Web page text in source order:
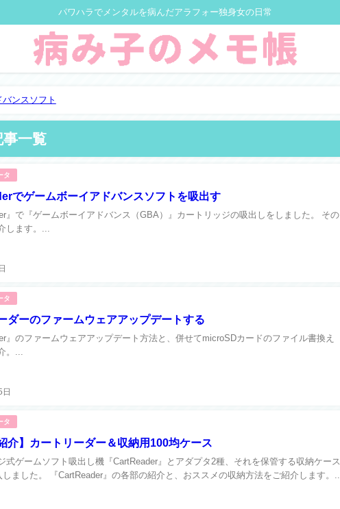
パワハラでメンタルを病んだアラフォー独身女の日常
ンスソフト
一覧
タ
でゲームボーイアドバンスソフトを吸出す
』で『ゲームボーイアドバンス（GBA）』カートリッジの吸出しをしました。 その
します。...
タ
ダーのファームウェアアップデートする
』のファームウェアアップデート方法と、併せてmicroSDカードのファイル書換え
。...
タ
介】カートリーダー＆収納用100均ケース
式ゲームソフト吸出し機『CartReader』とアダプタ2種、それを保管する収納ケース
しました。 『CartReader』の各部の紹介と、おススメの収納方法をご紹介します。...